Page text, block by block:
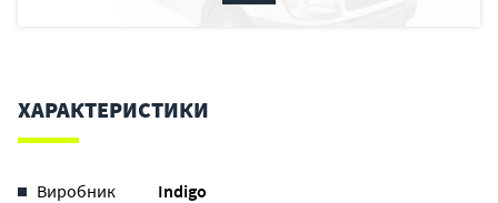
ХАРАКТЕРИСТИКИ
Виробник
Indigo